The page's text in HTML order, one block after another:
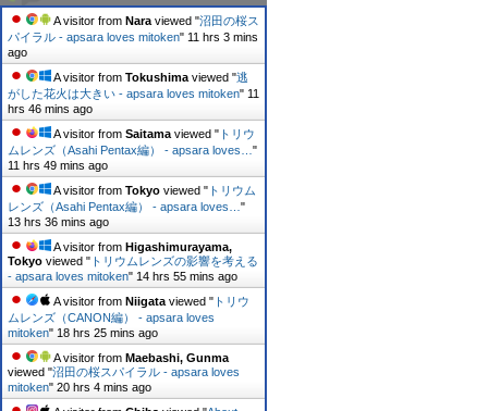
A visitor from Nara viewed "沼田の桜ス
パイラル - apsara loves mitoken" 11 hrs 3 mins
ago
A visitor from Tokushima viewed "逃
がした花火は大きい - apsara loves mitoken" 11
hrs 46 mins ago
A visitor from Saitama viewed " トリウ
ムレンズ（Asahi Pentax編） - apsara loves… "
11 hrs 49 mins ago
A visitor from Tokyo viewed " トリウム
レンズ（Asahi Pentax編） - apsara loves… "
13 hrs 36 mins ago
A visitor from Higashimurayama,
Tokyo viewed " トリウムレンズの影響を考える
- apsara loves mitoken" 14 hrs 55 mins ago
A visitor from Niigata viewed " トリウ
ムレンズ（CANON編） - apsara loves
mitoken" 18 hrs 25 mins ago
A visitor from Maebashi, Gunma
viewed "沼田の桜スパイラル - apsara loves
mitoken" 20 hrs 4 mins ago